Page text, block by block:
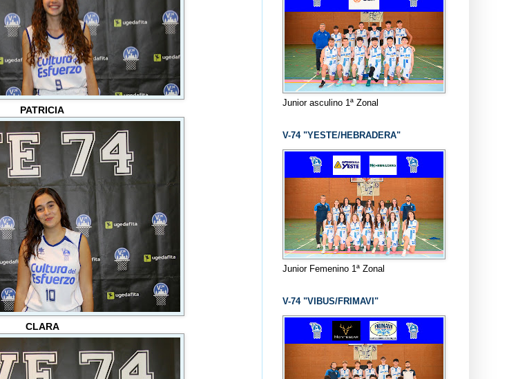
PATRICIA
CLARA
Junior asculino 1ª Zonal
V-74 "YESTE/HEBRADERA"
Junior Femenino 1ª Zonal
V-74 "VIBUS/FRIMAVI"